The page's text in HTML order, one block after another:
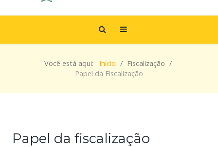
Você está aqui: Início
Fiscalização
Papel da Fiscalização
Papel da fiscalização